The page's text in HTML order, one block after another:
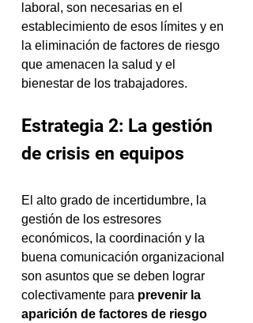
laboral, son necesarias en el
establecimiento de esos límites y en
la eliminación de factores de riesgo
que amenacen la salud y el
bienestar de los trabajadores.
Estrategia 2: La gestión
de crisis en equipos
El alto grado de incertidumbre, la
gestión de los estresores
económicos, la coordinación y la
buena comunicación organizacional
son asuntos que se deben lograr
colectivamente para prevenir la
aparición de factores de riesgo